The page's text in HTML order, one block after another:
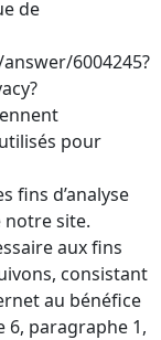
de
6004245?
pour
fins d’analyse
notre site.
aux fins
consistant
au bénéfice
6, paragraphe 1,